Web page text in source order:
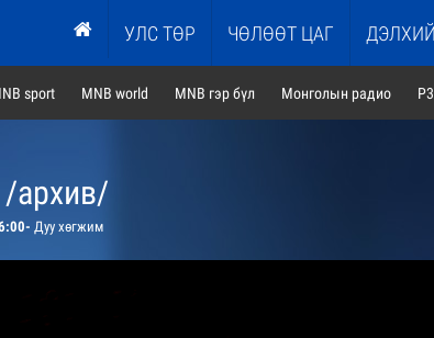
УЛС ТӨР ЧӨЛӨӨТ ЦАГ
sport MNB world MNB гэр бүл Монголын радио
архив/
Дуу хөгжим